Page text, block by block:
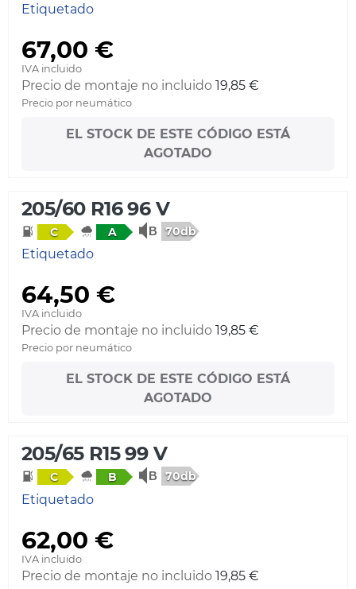
Etiquetado
67,00 €
IVA incluido
Precio de montaje no incluido 19,85 €
Precio por neumático
EL STOCK DE ESTE CÓDIGO ESTÁ
AGOTADO
205/60 R16 96 V
C A 70db
Etiquetado
64,50 €
IVA incluido
Precio de montaje no incluido 19,85 €
Precio por neumático
EL STOCK DE ESTE CÓDIGO ESTÁ
AGOTADO
205/65 R15 99 V
C B 70db
Etiquetado
62,00 €
IVA incluido
Precio de montaje no incluido 19,85 €